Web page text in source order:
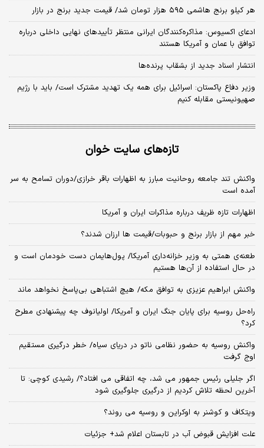
هر کیلو برنج هاشمی ۵۹۵ هزار تومان شد/ قیمت جدید برنج در بازار
ادعای اکسیوس: مذاکره‌کنندگان ایرانی منتظر تأییدهای نهایی داخلی درباره
توافق با عمان و آمریکا هستند
انتشار اسناد جدید از بشقاب پرنده‌ها
وزیر دفاع پاکستان: اسرائیل برای همه یک تهدید مشترک است/ باید با رژیم
صهیونیستی مقابله کنیم
تازه‌های سایت خوان
واکنش تند جامعه روحانیت مبارز به اظهارات باقر خرازی/دوران تسامح به سر
آمده است
اظهارات تازه ظریف درباره مذاکرات ایران و آمریکا
خبر مهم از بازار برنج و حبوبات/قیمت ها ارزان شدند؟
طعنه‌ی‌ همتی به وزیر خزانه‌داری آمریکا/ پول‌هایمان دست خودمان است و
در حال استفاده از آن‌ها هستیم
واکنش ابراهیم عزیزی به توافق مکه/ هیچ اشتباهی بی‌پاسخ نخواهد ماند
راه‌حل روسیه برای پایان جنگ ایران و آمریکا/ اولیانوف چه پیشنهادی مطرح
کرد؟
واکنش روسیه به حضور نظامی ناتو در دریای سیاه/ خطر درگیری مستقیم
اوج گرفت
اگر جلیلی رئیس جمهور می شد، چه اتفاقی می افتاد؟/ رشیدی کوچی: تا
آخرین لحظه تلاش کردیم از درگیری جلوگیری شود
ویتکاف و کوشنر به اوکراین و روسیه می روند؟
علت افزایش قبوض آب در تابستان اعلام شد+ جزئیات